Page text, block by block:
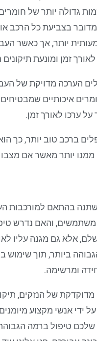
גדולה יותר של
בצביעת כל הרכב
יותר, אך כאשר
זמן ומונעת תיקונים
הערכה מדויקת של
איכותיים
ערכו לאורך זמן.
ברכב טוב יותר, כך
יותר מאשר אם מצבו
בהתאם למורכבות
משתמשים, והאם נדרש
אלא גם מגנה עליו
ביותר, תוך שימוש
ומרשימה.
של הנזקים,
אנשי מקצוע
טיפול ברמה הגבוהה